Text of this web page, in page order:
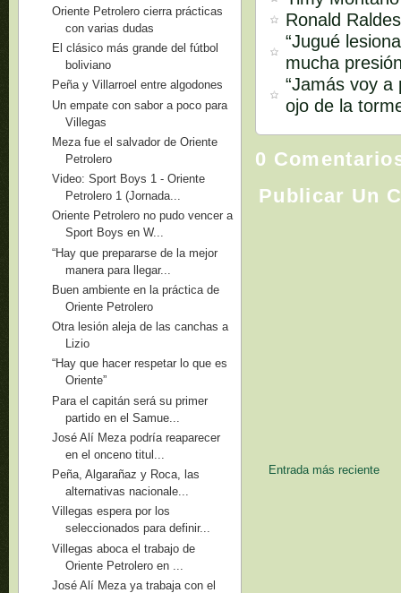
Ronald
“Jugué
mucha
“Jamás voy
ojo de la
0
Publicar Un
Entrada más reciente
Oriente Petrolero cierra prácticas
con varias dudas
El clásico más grande del fútbol
boliviano
Peña y Villarroel entre algodones
Un empate con sabor a poco para
Villegas
Meza fue el salvador de Oriente
Petrolero
Video: Sport Boys 1 - Oriente
Petrolero 1 (Jornada...
Oriente Petrolero no pudo vencer a
Sport Boys en W...
“Hay que prepararse de la mejor
manera para llegar...
Buen ambiente en la práctica de
Oriente Petrolero
Otra lesión aleja de las canchas a
Lizio
“Hay que hacer respetar lo que es
Oriente”
Para el capitán será su primer
partido en el Samue...
José Alí Meza podría reaparecer
en el onceno titul...
Peña, Algarañaz y Roca, las
alternativas nacionale...
Villegas espera por los
seleccionados para definir...
Villegas aboca el trabajo de
Oriente Petrolero en ...
José Alí Meza ya trabaja con el